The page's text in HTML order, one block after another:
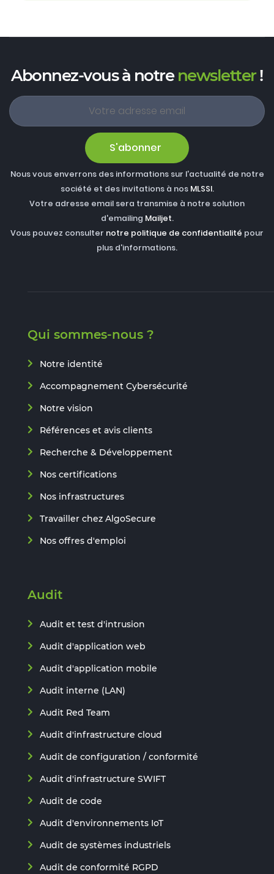
Abonnez-vous à notrenewsletter!
S'abonner
Nous vous enverrons des informations sur l'actualité de notre
société et des invitations à nos MLSSI.
Votre adresse email sera transmise à notre solution
d'emailing Mailjet.
Vous pouvez consulter notre politique de confidentialité pour
plus d'informations.
Qui sommes-nous ?
Notre identité
Accompagnement Cybersécurité
Notre vision
Références et avis clients
Recherche & Développement
Nos certifications
Nos infrastructures
Travailler chez AlgoSecure
Nos offres d'emploi
Audit
Audit et test d'intrusion
Audit d'application web
Audit d'application mobile
Audit interne (LAN)
Audit Red Team
Audit d'infrastructure cloud
Audit de configuration / conformité
Audit d'infrastructure SWIFT
Audit de code
Audit d'environnements IoT
Audit de systèmes industriels
Audit de conformité RGPD